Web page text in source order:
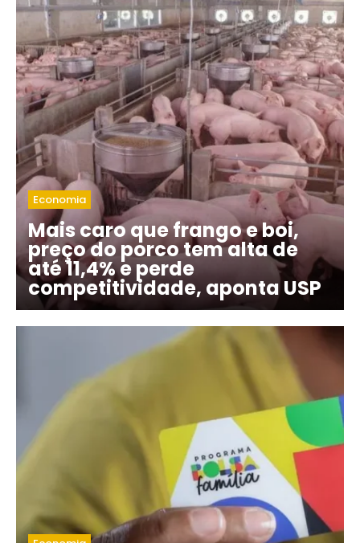
Economia
Mais caro que frango e boi,
preço do porco tem alta de
até 11,4% e perde
competitividade, aponta USP